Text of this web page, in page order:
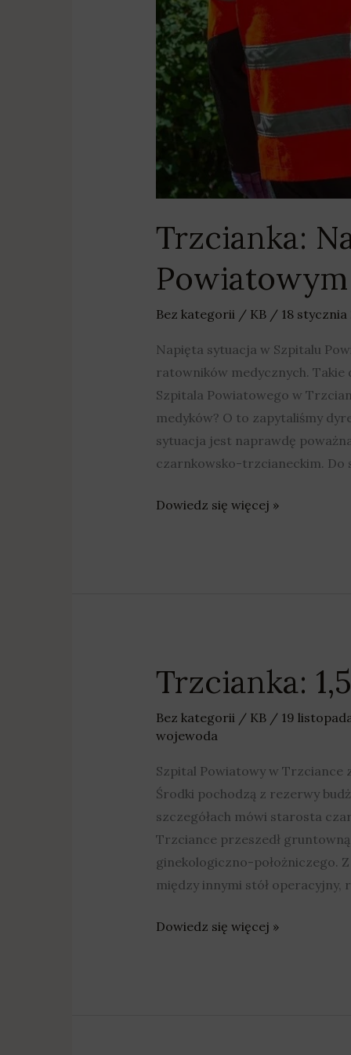
Trzcianka:
Powiatowym
Bez kategorii / KB / 18 stycznia
Napięta sytuacja w Szpitalu
ratowników medycznych. Takie
Szpitala Powiatowego w
medyków? O to zapytaliśmy
sytuacja jest naprawdę
czarnkowsko-trzcianeckim. Do
Dowiedz się więcej »
Trzcianka:
Bez kategorii / KB / 19
wojewoda
Szpital Powiatowy w Trzciance
Środki pochodzą z rezerwy
szczegółach mówi starosta
Trzciance przeszedł
ginekologiczno-położniczego.
między innymi stół operacyjny,
Trzcianka:
1,5
miliona
złotych
szpitala
Dowiedz się więcej »